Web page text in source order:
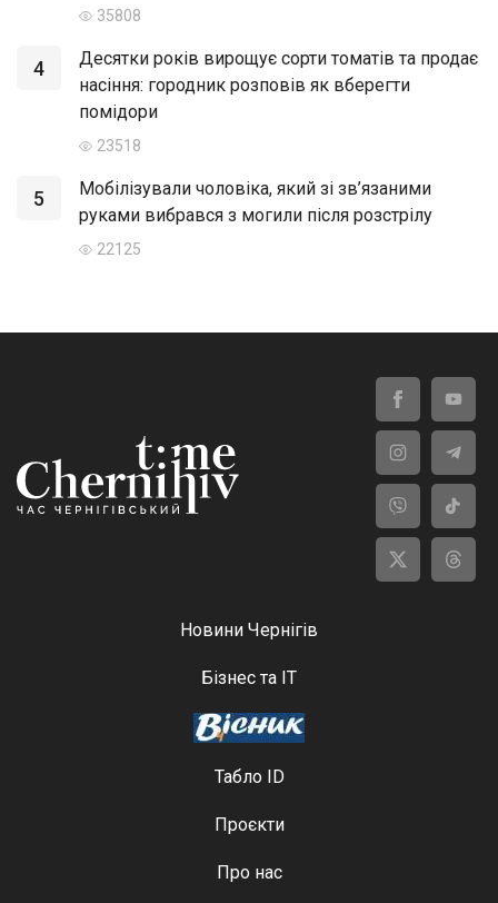
35808
4
Десятки років вирощує сорти томатів та продає
насіння: городник розповів як вберегти
помідори
23518
5
Мобілізували чоловіка, який зі зв’язаними
руками вибрався з могили після розстрілу
22125
Новини Чернігів
Бізнес та ІТ
Табло ID
Проєкти
Про нас